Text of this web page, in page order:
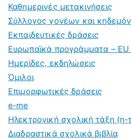
Καθημερινές μετακινήσεις
Σύλλογος γονέων και
Εκπαιδευτικές δράσεις
Ευρωπαϊκά προγράμματα –
Ημερίδες, εκδηλώσεις
Όμιλοι
Επιμορφωτικές δράσεις
e-me
Ηλεκτρονική σχολική τάξη (η-
Διαδραστικά σχολικά βιβλία